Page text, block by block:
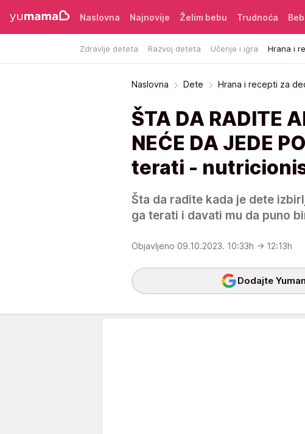
Naslovna Najnovije Želim bebu Trudnoća
Zdravlje deteta Razvoj deteta Učenje i igra Hrana i
Naslovna Dete Hrana i recepti za
ŠTA DA RADITE
NEĆE DA JEDE
terati -
Šta da radite kada je dete
ga terati i davati mu da puno
Objavljeno 09.10.2023. 10:33h → 12:13h
Dodajte